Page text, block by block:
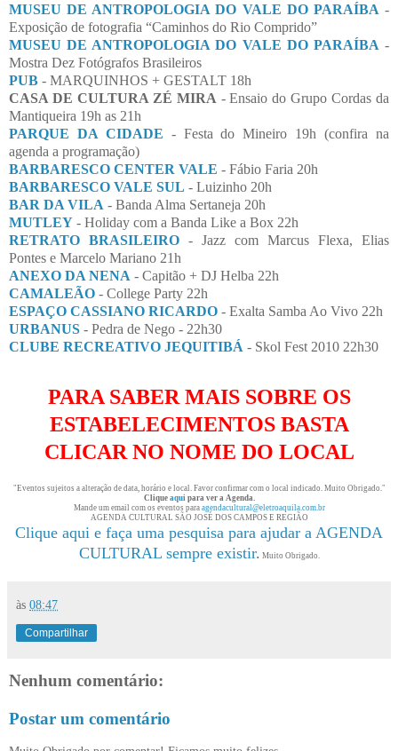
MUSEU DE ANTROPOLOGIA DO VALE DO PARAÍBA -
Exposição de fotografia “Caminhos do Rio Comprido”
MUSEU DE ANTROPOLOGIA DO VALE DO PARAÍBA -
Mostra Dez Fotógrafos Brasileiros
PUB - MARQUINHOS + GESTALT 18h
CASA DE CULTURA ZÉ MIRA - Ensaio do Grupo Cordas da
Mantiqueira 19h as 21h
PARQUE DA CIDADE - Festa do Mineiro 19h (confira na
agenda a programação)
BARBARESCO CENTER VALE - Fábio Faria 20h
BARBARESCO VALE SUL - Luizinho 20h
BAR DA VILA - Banda Alma Sertaneja 20h
MUTLEY - Holiday com a Banda Like a Box 22h
RETRATO BRASILEIRO - Jazz com Marcus Flexa, Elias
Pontes e Marcelo Mariano 21h
ANEXO DA NENA - Capitão + DJ Helba 22h
CAMALEÃO - College Party 22h
ESPAÇO CASSIANO RICARDO - Exalta Samba Ao Vivo 22h
URBANUS - Pedra de Nego - 22h30
CLUBE RECREATIVO JEQUITIBÁ - Skol Fest 2010 22h30
PARA SABER MAIS SOBRE OS
ESTABELECIMENTOS BASTA
CLICAR NO NOME DO LOCAL
"Eventos sujeitos a alteração de data, horário e local. Favor confirmar com o local indicado. Muito Obrigado."
Clique aqui para ver a Agenda.
Mande um email com os eventos para agendacultural@eletroaquila.com.br
AGENDA CULTURAL SÃO JOSÉ DOS CAMPOS E REGIÃO
Clique aqui e faça uma pesquisa para ajudar a AGENDA
CULTURAL sempre existir. Muito Obrigado.
às 08:47
Compartilhar
Nenhum comentário:
Postar um comentário